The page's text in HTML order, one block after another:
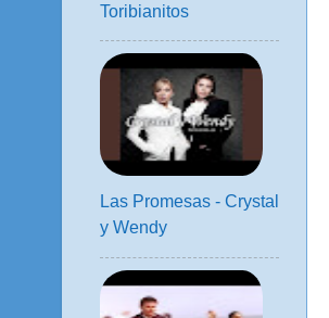
Toribianitos
Las Promesas - Crystal
y Wendy